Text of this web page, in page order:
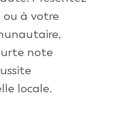
à votre
note
locale.